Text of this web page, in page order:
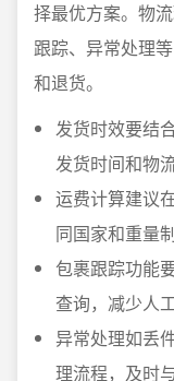
择最优方案。物
跟踪、异常处理
和退货。
发货时效要结
发货时间和物
运费计算建议
同国家和重量
包裹跟踪功能
查询，减少人
异常处理如丢
理流程，及时